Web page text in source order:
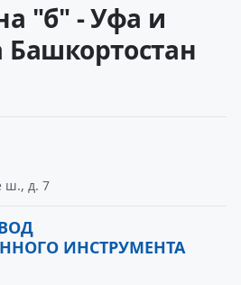
"б" - Уфа и
Башкортостан
ш., д. 7
ИНСТРУМЕНТА